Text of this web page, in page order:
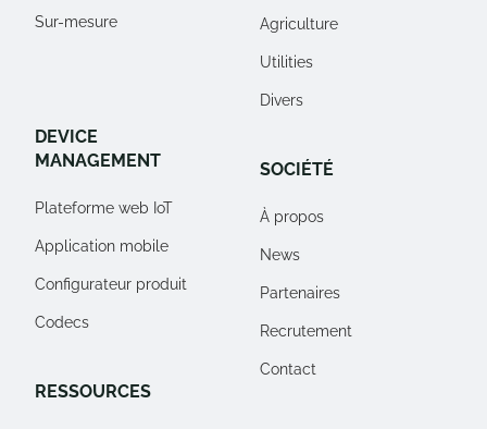
Sur-mesure
DEVICE
MANAGEMENT
Plateforme web IoT
Application mobile
Configurateur produit
Codecs
RESSOURCES
Agriculture
Utilities
Divers
SOCIÉTÉ
À propos
News
Partenaires
Recrutement
Contact